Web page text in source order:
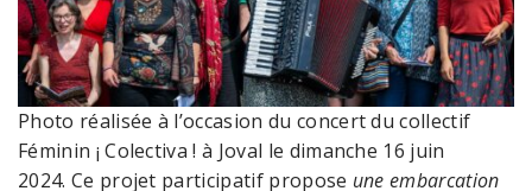
Photo réalisée à l’occasion du concert du collectif
Féminin ¡ Colectiva ! à Joval le dimanche 16 juin
2024. Ce projet participatif propose une embarcation